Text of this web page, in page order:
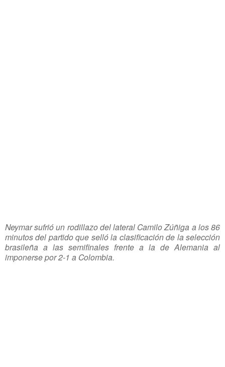
Neymar sufrió un rodillazo del lateral Camilo Zúñiga a los 86
minutos del partido que selló la clasificación de la selección
brasileña a las semifinales frente a la de Alemania al
imponerse por 2-1 a Colombia.